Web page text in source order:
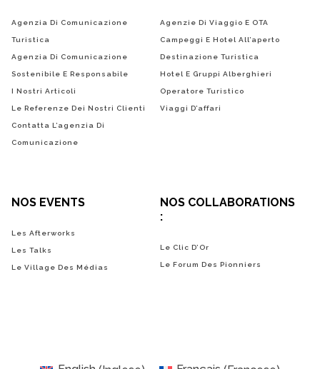
Agenzia Di Comunicazione
Turistica
Agenzia Di Comunicazione
Sostenibile E Responsabile
I Nostri Articoli
Le Referenze Dei Nostri Clienti
Contatta L’agenzia Di
Comunicazione
Agenzie Di Viaggio E OTA
Campeggi E Hotel All’aperto
Destinazione Turistica
Hotel E Gruppi Alberghieri
Operatore Turistico
Viaggi D’affari
NOS EVENTS
Les Afterworks
Les Talks
Le Village Des Médias
NOS COLLABORATIONS
:
Le Clic D’Or
Le Forum Des Pionniers